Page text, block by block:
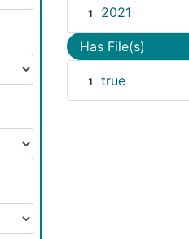
1 2021
Has File(s)
1 true